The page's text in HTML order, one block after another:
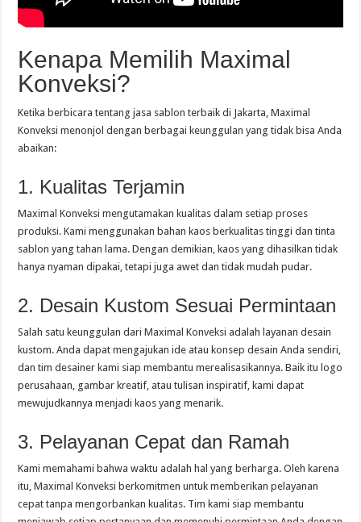
Kenapa Memilih Maximal
Konveksi?
Ketika berbicara tentang jasa sablon terbaik di Jakarta, Maximal
Konveksi menonjol dengan berbagai keunggulan yang tidak bisa Anda
abaikan:
1. Kualitas Terjamin
Maximal Konveksi mengutamakan kualitas dalam setiap proses
produksi. Kami menggunakan bahan kaos berkualitas tinggi dan tinta
sablon yang tahan lama. Dengan demikian, kaos yang dihasilkan tidak
hanya nyaman dipakai, tetapi juga awet dan tidak mudah pudar.
2. Desain Kustom Sesuai Permintaan
Salah satu keunggulan dari Maximal Konveksi adalah layanan desain
kustom. Anda dapat mengajukan ide atau konsep desain Anda sendiri,
dan tim desainer kami siap membantu merealisasikannya. Baik itu logo
perusahaan, gambar kreatif, atau tulisan inspiratif, kami dapat
mewujudkannya menjadi kaos yang menarik.
3. Pelayanan Cepat dan Ramah
Kami memahami bahwa waktu adalah hal yang berharga. Oleh karena
itu, Maximal Konveksi berkomitmen untuk memberikan pelayanan
cepat tanpa mengorbankan kualitas. Tim kami siap membantu